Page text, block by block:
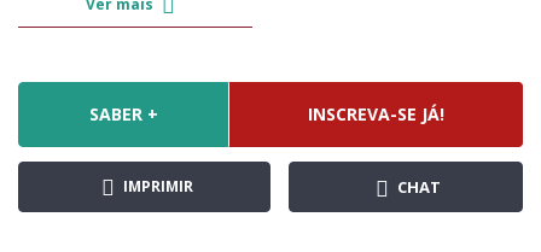
Ver mais
SABER + INSCREVA-SE JÁ!
IMPRIMIR CHAT